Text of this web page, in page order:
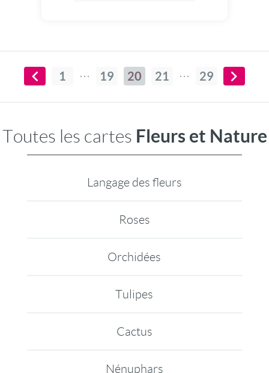
1 19 20 21 29
Toutes les cartes Fleurs et Nature
Langage des fleurs
Roses
Orchidées
Tulipes
Cactus
Nénuphars